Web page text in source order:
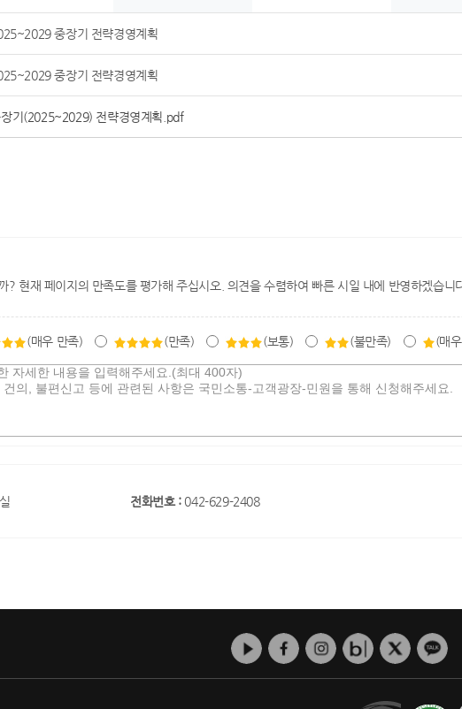
중장기 전략경영계획
중장기 전략경영계획
기(2025~2029) 전략경영계획.pdf
? 현재 페이지의 만족도를 평가해 주십시오. 의견을 수렴하여 빠른 시일 내에 반영하겠습니
(매우 만족) (만족) (보통) (불만족) (매
전화번호 : 042-629-2408